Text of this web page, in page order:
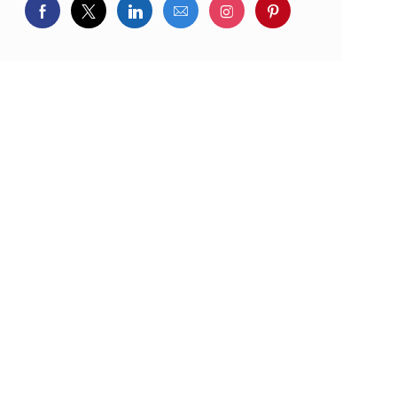
Delen via Facebook
Delen via twitter
Delen via LinkedIn
Delen via e-mailDelen via Instagram
Deel via